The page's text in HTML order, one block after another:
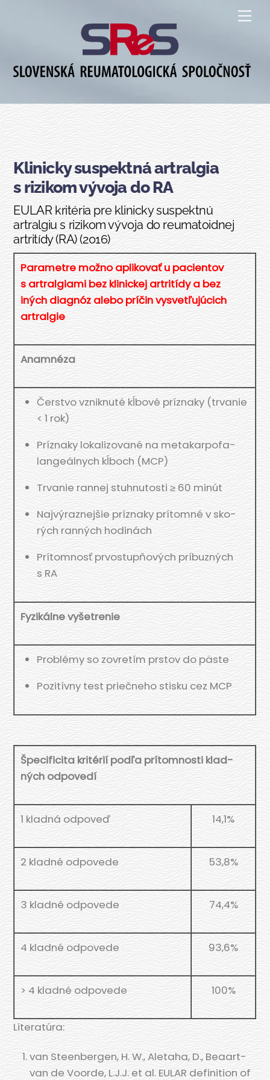
Klinicky suspektná artralgia
s rizikom vývoja do RA
EULAR kritéria pre klinicky suspektnú
artralgiu s rizikom vývoja do reumatoidnej
artritídy (RA) (2016)
Para­met­re mož­no apli­ko­vať u pacien­tov
s artral­gia­mi bez kli­nic­kej artri­tí­dy a bez
iných diag­nóz ale­bo prí­čin vysvet­ľu­jú­cich
artralgie
Anam­né­za
Čerstvo vznik­nu­té kĺbo­vé prí­zna­ky (trva­nie
< 1 rok)
Prí­zna­ky loka­li­zo­va­né na meta­kar­po­fa­
lan­ge­ál­nych kĺboch (MCP)
Trva­nie ran­nej stu­hnu­tos­ti ≥ 60 minút
Naj­vý­raz­nej­šie prí­zna­ky prí­tom­né v sko­
rých ran­ných hodinách
Prí­tom­nosť prvo­stup­ňo­vých prí­buz­ných
s RA
Fyzi­kál­ne vyšetrenie
Prob­lé­my so zovre­tím prs­tov do päste
Pozi­tív­ny test prieč­ne­ho stis­ku cez MCP
Špe­ci­fi­ci­ta kri­té­rií pod­ľa prí­tom­nos­ti klad­
ných odpo­ve­dí
1 klad­ná odpoveď 14,1%
2 klad­né odpovede 53,8%
3 klad­né odpovede 74,4%
4 klad­né odpovede 93,6%
> 4 klad­né odpovede 100%
Lite­ra­tú­ra:
van Ste­en­ber­gen, H. W., Ale­ta­ha, D., Bea­art-
van de Voor­de, L.J.J. et al. EULAR defi­ni­ti­on of